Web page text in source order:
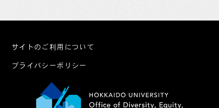
サイトのご利用について
プライバシーポリシー